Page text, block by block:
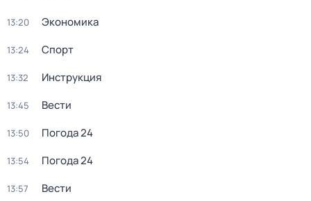
13:20 Экономика
13:24 Спорт
13:32 Инструкция
13:45 Вести
13:50 Погода 24
13:54 Погода 24
13:57 Вести